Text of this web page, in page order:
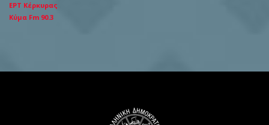
ΕΡΤ Κέρκυρας
Κύμα Fm 90.3